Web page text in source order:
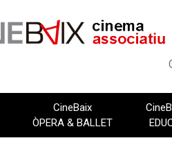
CineBaix
ÒPERA & BALLET